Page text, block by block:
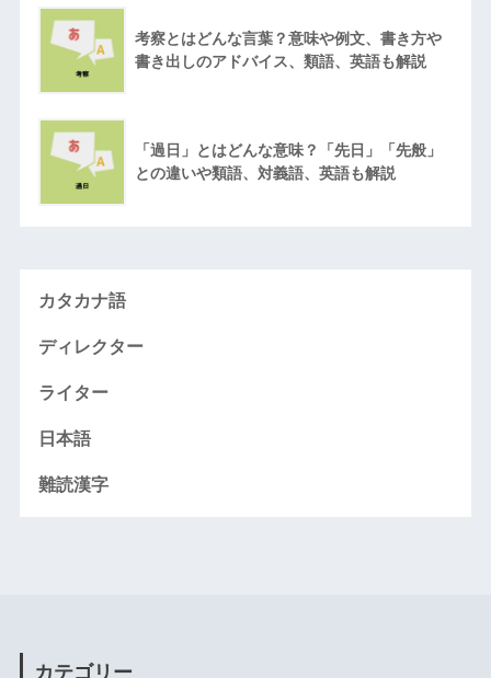
考察とはどんな言葉？意味や例文、書き方や
書き出しのアドバイス、類語、英語も解説
「過日」とはどんな意味？「先日」「先般」
との違いや類語、対義語、英語も解説
カタカナ語
ディレクター
ライター
日本語
難読漢字
カテゴリー